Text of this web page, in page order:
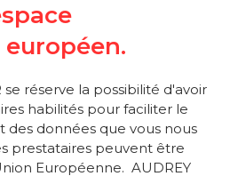
se réserve la possibilité d'avoir
habilités pour faciliter le
données que vous nous
prestataires peuvent être
Européenne. AUDREY